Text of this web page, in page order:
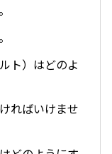
ト）はどのよ
ればいけませ